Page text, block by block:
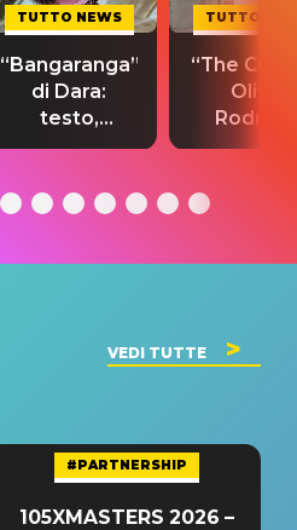
TUTTO NEWS
“Bangaranga”
di Dara:
testo,
traduzione e
del singolo
TUTTO
“The
Olivia
testo,
VEDI TUTTE
#PARTNERSHIP
105XMASTERS 2026 –